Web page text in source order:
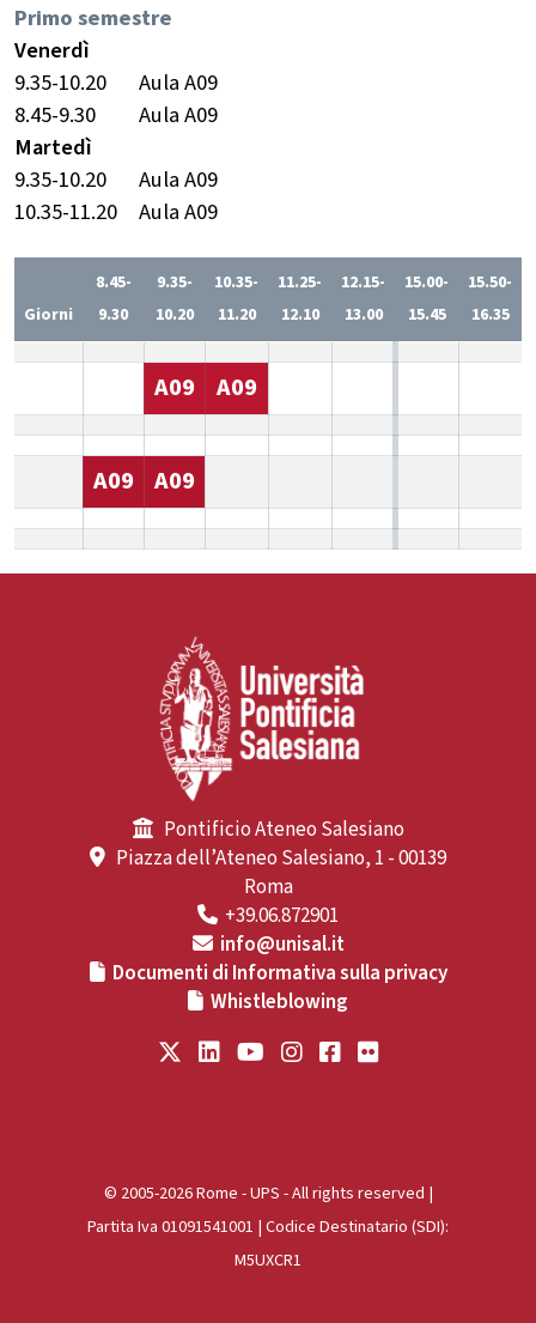
Primo semestre
Venerdì
9.35-10.20
Aula A09
8.45-9.30
Aula A09
Martedì
9.35-10.20
Aula A09
10.35-11.20
Aula A09
Giorni
8.45-
9.30
9.35-
10.20
10.35-
11.20
11.25-
12.10
12.15-
13.00
15.00-
15.45
15.50-
16.35
A09 A09
A09 A09
Pontificio Ateneo Salesiano
Piazza dell’Ateneo Salesiano, 1 - 00139
Roma
+39.06.872901
info@unisal.it
Documenti di Informativa sulla privacy
Whistleblowing
© 2005-2026 Rome - UPS - All rights reserved |
Partita Iva 01091541001 | Codice Destinatario (SDI):
M5UXCR1